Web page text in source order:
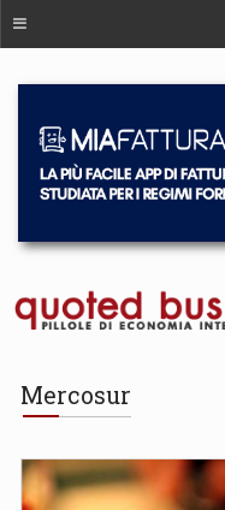
Mercosur